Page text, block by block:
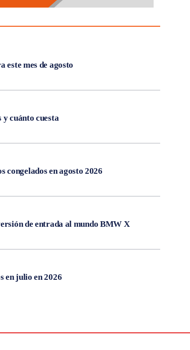
este mes de agosto
cuánto cuesta
congelados en agosto 2026
de entrada al mundo BMW X
en julio en 2026